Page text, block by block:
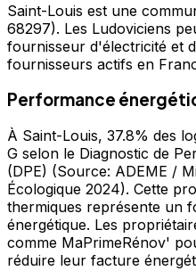
Saint-Louis est une
68297). Les Ludoviciens
fournisseur d'électricité et
fournisseurs actifs en
Performance
À Saint-Louis, 37.8% des
G selon le Diagnostic de
(DPE) (Source: ADEME /
Écologique 2024). Cette
thermiques représente un
énergétique. Les
comme MaPrimeRénov'
réduire leur facture